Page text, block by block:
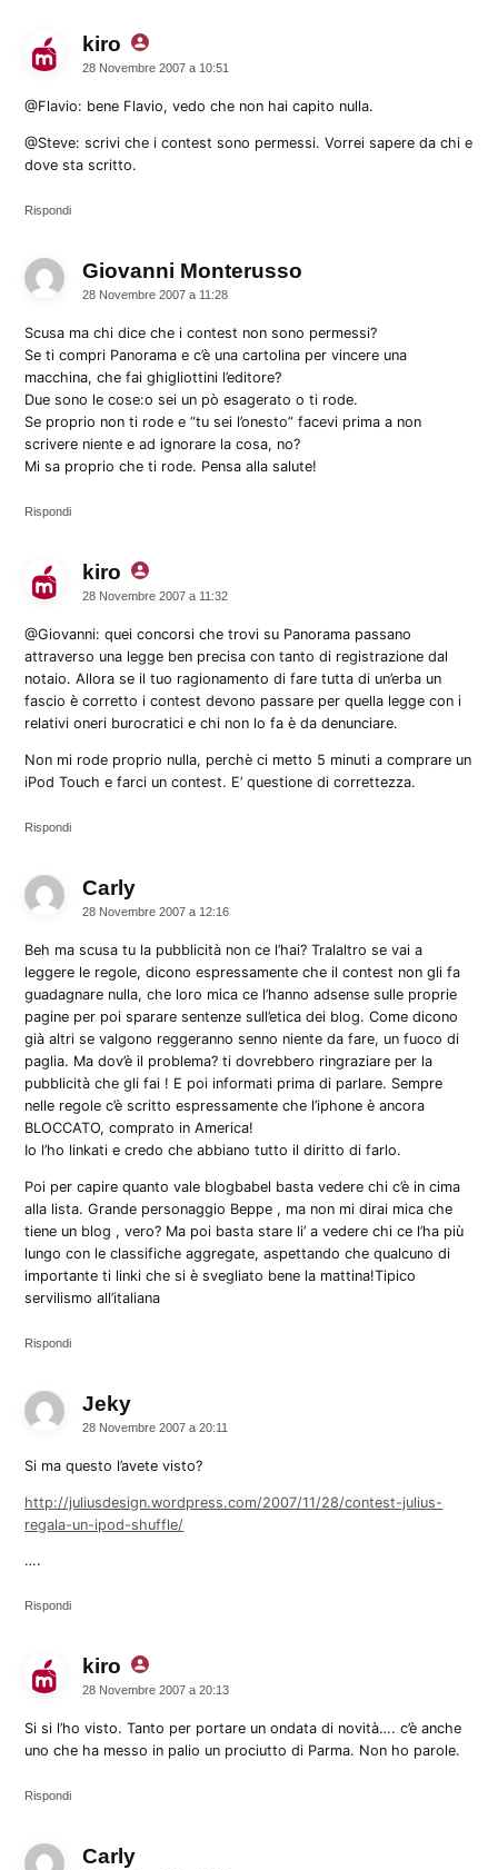
kiro dice:
28 Novembre 2007 a 10:51
@Flavio: bene Flavio, vedo che non hai capito nulla.
@Steve: scrivi che i contest sono permessi. Vorrei sapere da chi e
dove sta scritto.
Rispondi
Giovanni Monterusso
28 Novembre 2007 a 11:28
Scusa ma chi dice che i contest non sono permessi?
Se ti compri Panorama e c’è una cartolina per vincere una
macchina, che fai ghigliottini l’editore?
Due sono le cose:o sei un pò esagerato o ti rode.
Se proprio non ti rode e “tu sei l’onesto” facevi prima a non
scrivere niente e ad ignorare la cosa, no?
Mi sa proprio che ti rode. Pensa alla salute!
Rispondi
kiro dice:
28 Novembre 2007 a 11:32
@Giovanni: quei concorsi che trovi su Panorama passano
attraverso una legge ben precisa con tanto di registrazione dal
notaio. Allora se il tuo ragionamento di fare tutta di un’erba un
fascio è corretto i contest devono passare per quella legge con i
relativi oneri burocratici e chi non lo fa è da denunciare.
Non mi rode proprio nulla, perchè ci metto 5 minuti a comprare un
iPod Touch e farci un contest. E’ questione di correttezza.
Rispondi
Carlydice:
28 Novembre 2007 a 12:16
Beh ma scusa tu la pubblicità non ce l’hai? Tralaltro se vai a
leggere le regole, dicono espressamente che il contest non gli fa
guadagnare nulla, che loro mica ce l’hanno adsense sulle proprie
pagine per poi sparare sentenze sull’etica dei blog. Come dicono
già altri se valgono reggeranno senno niente da fare, un fuoco di
paglia. Ma dov’è il problema? ti dovrebbero ringraziare per la
pubblicità che gli fai ! E poi informati prima di parlare. Sempre
nelle regole c’è scritto espressamente che l’iphone è ancora
BLOCCATO, comprato in America!
Io l’ho linkati e credo che abbiano tutto il diritto di farlo.
Poi per capire quanto vale blogbabel basta vedere chi c’è in cima
alla lista. Grande personaggio Beppe , ma non mi dirai mica che
tiene un blog , vero? Ma poi basta stare li’ a vedere chi ce l’ha più
lungo con le classifiche aggregate, aspettando che qualcuno di
importante ti linki che si è svegliato bene la mattina!Tipico
servilismo all’italiana
Rispondi
Jekydice:
28 Novembre 2007 a 20:11
Si ma questo l’avete visto?
http://juliusdesign.wordpress.com/2007/11/28/contest-julius-
regala-un-ipod-shuffle/
….
Rispondi
kiro dice:
28 Novembre 2007 a 20:13
Si si l’ho visto. Tanto per portare un ondata di novità…. c’è anche
uno che ha messo in palio un prociutto di Parma. Non ho parole.
Rispondi
Carlydice: